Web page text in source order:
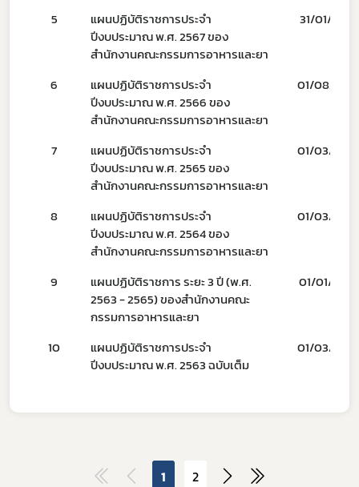
5
แผนปฏิบัติราชการประจำ
ปีงบประมาณ พ.ศ. 2567 ของ
สำนักงานคณะกรรมการอาหารและยา
31/01/67
6
แผนปฏิบัติราชการประจำ
ปีงบประมาณ พ.ศ. 2566 ของ
สำนักงานคณะกรรมการอาหารและยา
01/08/65
7
แผนปฏิบัติราชการประจำ
ปีงบประมาณ พ.ศ. 2565 ของ
สำนักงานคณะกรรมการอาหารและยา
01/03/64
8
แผนปฏิบัติราชการประจำ
ปีงบประมาณ พ.ศ. 2564 ของ
สำนักงานคณะกรรมการอาหารและยา
01/03/63
9
แผนปฏิบัติราชการ ระยะ 3 ปี (พ.ศ.
2563 - 2565) ของสำนักงานคณะ
กรรมการอาหารและยา
01/01/63
10
แผนปฏิบัติราชการประจำ
ปีงบประมาณ พ.ศ. 2563 ฉบับเต็ม
01/03/62
1 2
Subscribe
เลือกหัวข้อที่ท่านต้องการ Subscribe
ผู้ประกอบการายย่อย
อาหาร
โควิด